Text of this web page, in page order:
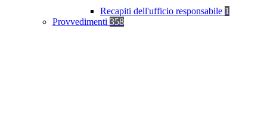
Recapiti dell'ufficio responsabile 1
Provvedimenti 358